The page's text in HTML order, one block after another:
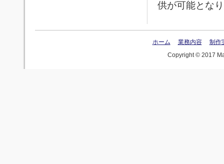
供が可能とな
ホーム 業務内容
制作
Copyright © 2017